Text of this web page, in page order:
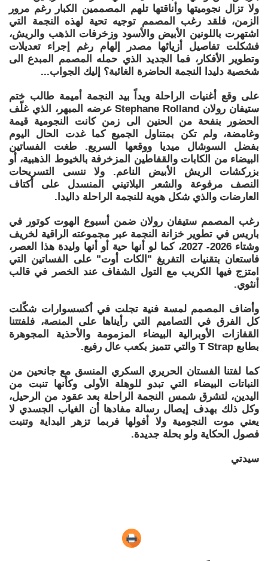
ولا تزال نجوميتها وأناقتها تلهم المصممين الكبار رغم مرور
الزمن، فلقد رغب المصمم توجيه تحية لهذه النجمة التي
اشتهرت باللونين الأبيض والأسود وزخرفات الذهب والريش،
فشكلت تفاصيل أزيائها مصدر إلهام رغم إجراء تعديلات
وتطوير الأفكار، فما الجديد الذي حمله المصمم المبدع الى
شخصية دليدا النجمة الحاضرة الغائبة؟ إليك الجواب...
على وقع أغنيات الراحلة ويداً بيد النجمة أميمة طالب ختم
ستيفان رولان Stephane Rolland عرضه المبهر، الذي غلّف
الحضور بنفحة من الحنين الى زمن كانت النجومية قيمة
وغامضة، ولم تكن بمتناول الجميع كما غدت الحال اليوم
بفضل السوشال ميديا ووقعها السريع. طغت الفساتين
البيضاء من الكابات والقفاطين المزخرفة بالخيوط الذهبية، أو
بزركشات الريش الأبيض الناعم. ولا ننسى التسريحات
النصف مرفوعة والشعر البلاتيني المنسدل على أكتاف
العارضات والذي شكل هوية للنجمة الراحلة داليدا.
رغب المصمم ستيفان رولان ضمن أسبوع الهوت كوتور في
باريس في تطوير خزانة النجمة عبر مجموعته الراقية لخريف
وشتاء 2026- 2027، كما لو أنها حية أو أنها وليدة هذا العصر،
فاستعان بتقنيات التفريغ "الكات أوت" على الفساتين التي
امتزج فيها الكريب مع التول الشفاف عند الخصر في قالب
أنثوي.
وأضاف المصمم لمسة فنية تجلت في أكسسوارات شكّلت
كل الفرق في التصاميم التي رأيناها على المنصة، فلفتتنا
القفازات الأوبرالية البيضاء المزمومة والأحذية المجوهرة
بطابع T Strap والتي تتميز بكعب عال رفيع.
كما لفتنا الفستان الحريري السكري المنسق مع جانحين من
النباتات البيضاء التي تبدو للوهلة الأولى وكأنها تنبت من
اليدين، لتشرق شمس النجمة الراحلة بعد عقود من الرحيل،
وكل ذلك بهدف إيصال رسالة مفادها أن الغياب الجسدي لا
يعني موت النجومية ولا أفولها فربما تزهر البداية وتنبت
فصول الحكاية ولو بحلة جديدة.
سيدتي